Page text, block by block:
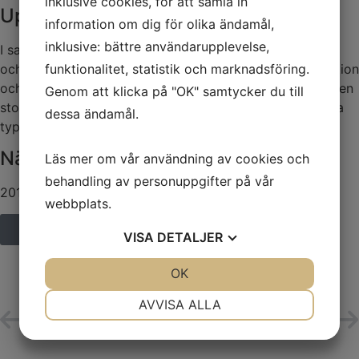
Uppdrag
I samband med en kick off ville man inspirera butikerna
och samtidigt stärka kundupplevelsen via varupresentation
och exponering. Vi gjorde en kort film där jag tog fram en
story board och ett budskap till filmen samt gjorde olika
typer av exponeringar och även deltog i filmen.
När
2019
Landsberga Gårdsbutik LÄNSSTYRELSEN
information om dig för olika ändamål,
inklusive: bättre användarupplevelse,
funktionalitet, statistik och marknadsföring.
Genom att klicka på "OK" samtycker du till
dessa ändamål.
Läs mer om vår användning av cookies och
behandling av personuppgifter på vår
webbplats.
VISA DETALJER
AVVISA ALLA
OK